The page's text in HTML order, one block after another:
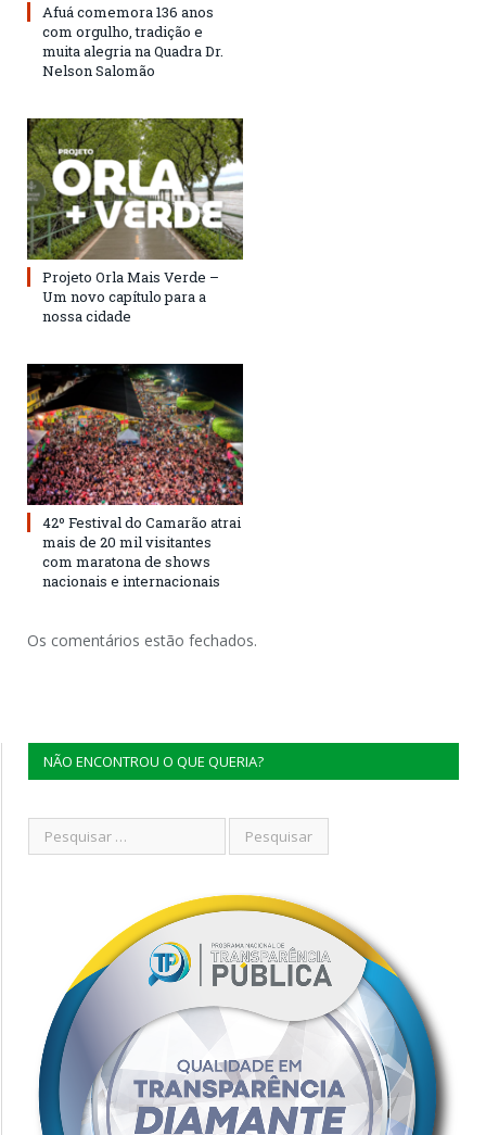
Afuá comemora 136 anos
com orgulho, tradição e
muita alegria na Quadra Dr.
Nelson Salomão
Projeto Orla Mais Verde –
Um novo capítulo para a
nossa cidade
42º Festival do Camarão atrai
mais de 20 mil visitantes
com maratona de shows
nacionais e internacionais
Os comentários estão fechados.
NÃO ENCONTROU O QUE QUERIA?